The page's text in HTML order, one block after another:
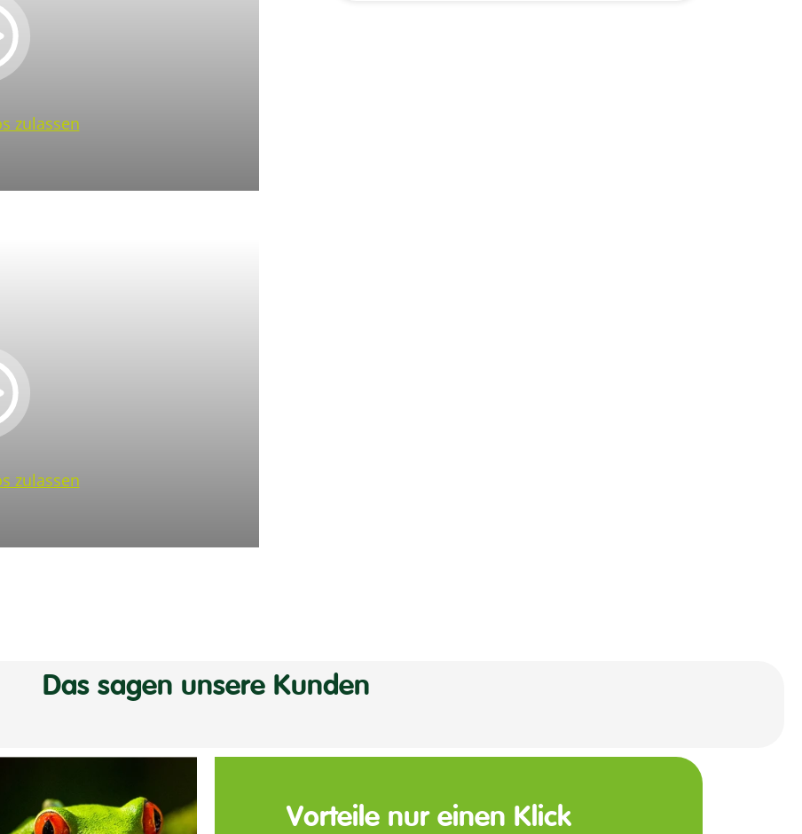
zulassen
zulassen
Das sagen unsere Kunden
Vorteile nur einen Klick